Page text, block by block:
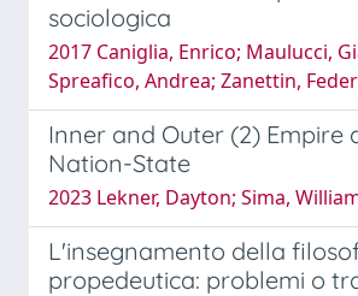
sociologica
2017 Caniglia, Enrico; Maulucci,
Spreafico, Andrea; Zanettin,
Inner and Outer (2) Empire
Nation-State
2023 Lekner, Dayton; Sima,
L'insegnamento della
propedeutica: problemi o